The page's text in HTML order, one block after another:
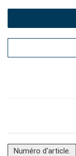
Numéro d'article.